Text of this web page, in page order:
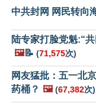
中共封网 网民转向
陆专家打脸党魁:“
🖼️📝 (71,575次)
网友猛批：五一北
药桶？ 🖼️ (67,382次)